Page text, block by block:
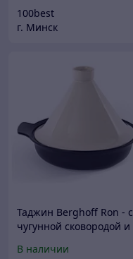
100best
г. Минск
Таджин Berghoff Ron - с
чугунной сковородой и
В наличии